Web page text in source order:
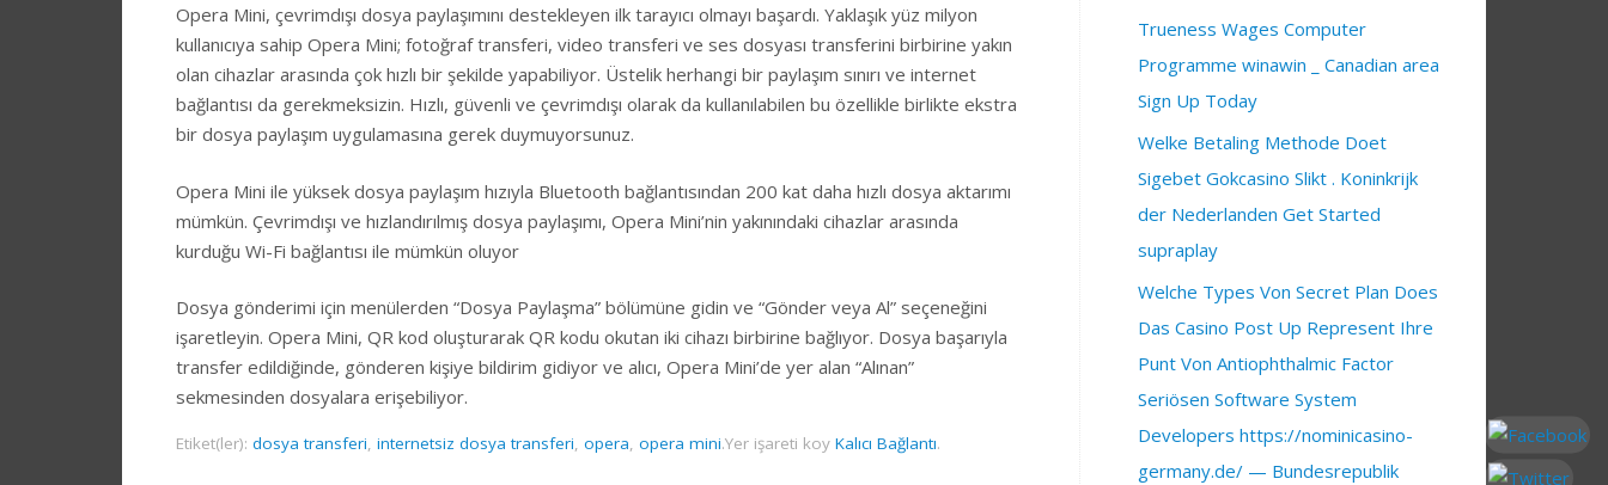
Opera Mini, çevrimdışı dosya paylaşımını destekleyen ilk tarayıcı olmayı başardı. Yaklaşık yüz milyon
kullanıcıya sahip Opera Mini; fotoğraf transferi, video transferi ve ses dosyası transferini birbirine yakın
olan cihazlar arasında çok hızlı bir şekilde yapabiliyor. Üstelik herhangi bir paylaşım sınırı ve internet
bağlantısı da gerekmeksizin. Hızlı, güvenli ve çevrimdışı olarak da kullanılabilen bu özellikle birlikte ekstra
bir dosya paylaşım uygulamasına gerek duymuyorsunuz.
Opera Mini ile yüksek dosya paylaşım hızıyla Bluetooth bağlantısından 200 kat daha hızlı dosya aktarımı
mümkün. Çevrimdışı ve hızlandırılmış dosya paylaşımı, Opera Mini’nin yakınındaki cihazlar arasında
kurduğu Wi-Fi bağlantısı ile mümkün oluyor
Dosya gönderimi için menülerden “Dosya Paylaşma” bölümüne gidin ve “Gönder veya Al” seçeneğini
işaretleyin. Opera Mini, QR kod oluşturarak QR kodu okutan iki cihazı birbirine bağlıyor. Dosya başarıyla
transfer edildiğinde, gönderen kişiye bildirim gidiyor ve alıcı, Opera Mini’de yer alan “Alınan”
sekmesinden dosyalara erişebiliyor.
Etiket(ler): dosya transferi, internetsiz dosya transferi, opera, opera mini.Yer işareti koy Kalıcı Bağlantı.
Trueness Wages Computer
Programme winawin _ Canadian area
Sign Up Today
Welke Betaling Methode Doet
Sigebet Gokcasino Slikt . Koninkrijk
der Nederlanden Get Started
supraplay
Welche Types Von Secret Plan Does
Das Casino Post Up Represent Ihre
Punt Von Antiophthalmic Factor
Seriösen Software System
Developers https://nominicasino-
germany.de/ — Bundesrepublik